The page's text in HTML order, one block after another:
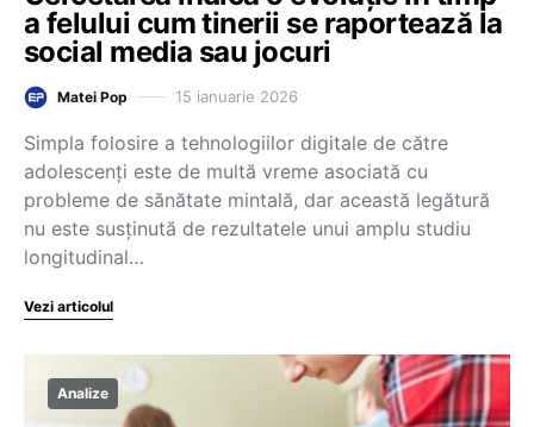
a felului cum tinerii se raportează la
social media sau jocuri
Matei Pop 15 ianuarie 2026
Simpla folosire a tehnologiilor digitale de către
adolescenți este de multă vreme asociată cu
probleme de sănătate mintală, dar această legătură
nu este susținută de rezultatele unui amplu studiu
longitudinal…
Vezi articolul
Analize